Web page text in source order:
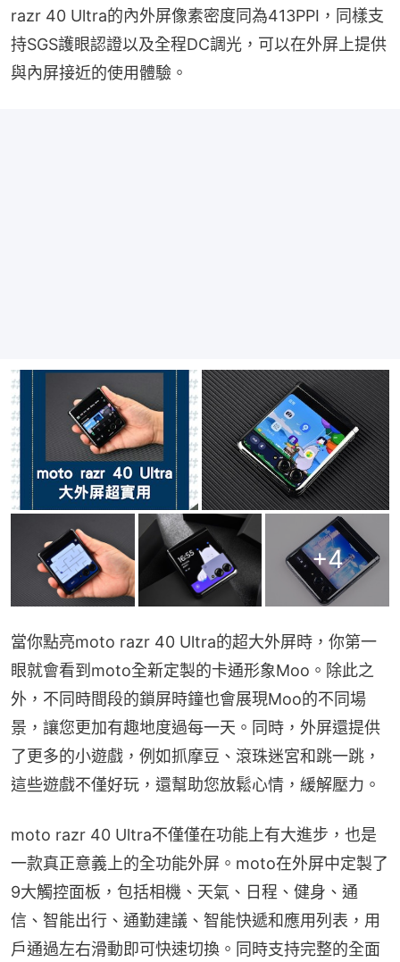
razr 40 Ultra的內外屏像素密度同為413PPI，同樣支
持SGS護眼認證以及全程DC調光，可以在外屏上提供
與內屏接近的使用體驗。
+4
當你點亮moto razr 40 Ultra的超大外屏時，你第一
眼就會看到moto全新定製的卡通形象Moo。除此之
外，不同時間段的鎖屏時鐘也會展現Moo的不同場
景，讓您更加有趣地度過每一天。同時，外屏還提供
了更多的小遊戲，例如抓摩豆、滾珠迷宮和跳一跳，
這些遊戲不僅好玩，還幫助您放鬆心情，緩解壓力。
moto razr 40 Ultra不僅僅在功能上有大進步，也是
一款真正意義上的全功能外屏。moto在外屏中定製了
9大觸控面板，包括相機、天氣、日程、健身、通
信、智能出行、通勤建議、智能快遞和應用列表，用
戶通過左右滑動即可快速切換。同時支持完整的全面